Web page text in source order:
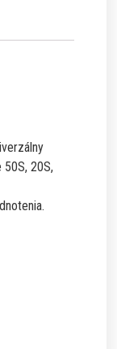
20S,